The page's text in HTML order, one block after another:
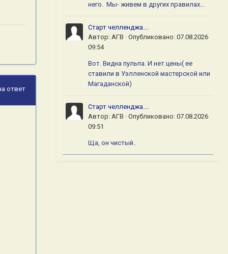
ответ
него. Мы- живем в других правилах...
Старт челленджа….
Автор: АГВ · Опубликовано: 07.08.2026
09:54
Вот. Видна пульпа. И нет цены( ее
ставили в Уэлленской мастерской или
Магаданской)
Старт челленджа….
Автор: АГВ · Опубликовано: 07.08.2026
09:51
Ща, он чистый..